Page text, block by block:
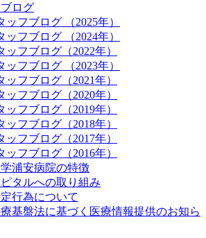
ログ
ッフブログ （2025年）
ッフブログ （2024年）
ッフブログ（2022年）
ッフブログ （2023年）
ッフブログ（2021年）
ッフブログ（2020年）
ッフブログ（2019年）
ッフブログ（2018年）
ッフブログ（2017年）
ッフブログ（2016年）
浦安病院の特徴
タルへの取り組み
行為について
基盤法に基づく医療情報提供のお知ら